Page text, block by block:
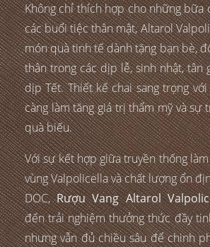
Không chỉ thích hợp cho những bữa
các buổi tiệc thân mật, Altarol
món quà tinh tế dành tặng bạn bè,
thân trong các dịp lễ, sinh nhật, tân
dịp Tết. Thiết kế chai sang trọng
càng làm tăng giá trị thẩm mỹ và sự
quà biếu.
Với sự kết hợp giữa truyền thống
vùng Valpolicella và chất lượng ổn
DOC,Rượu Vang Altarol
đến trải nghiệm thưởng thức đầy
nhưng vẫn đủ chiều sâu để chinh